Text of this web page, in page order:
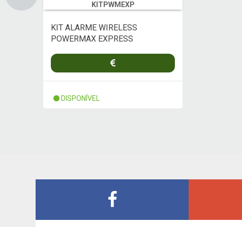
KITPWMEXP
KIT ALARME WIRELESS
POWERMAX EXPRESS
DISPONÍVEL